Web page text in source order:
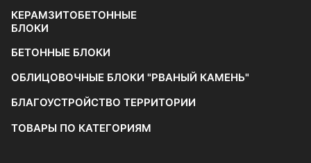
КЕРАМЗИТОБЕТОННЫЕ
БЛОКИ
БЕТОННЫЕ БЛОКИ
ОБЛИЦОВОЧНЫЕ БЛОКИ "РВАНЫЙ КАМЕНЬ"
БЛАГОУСТРОЙСТВО ТЕРРИТОРИИ
ТОВАРЫ ПО КАТЕГОРИЯМ